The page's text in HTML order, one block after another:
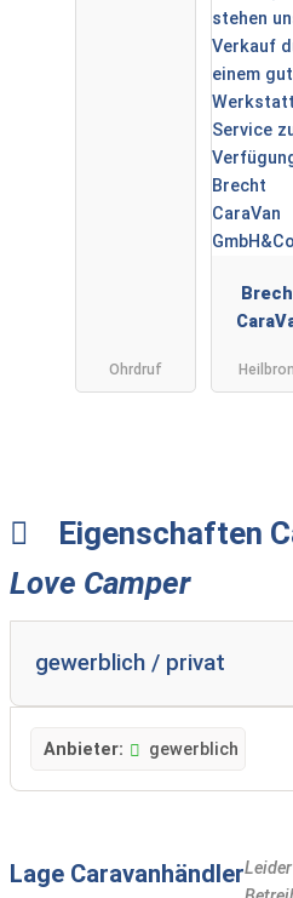
Ohrdruf
KG
Eigenschaften
Love Camper
gewerblich / privat
Anbieter: gewerblich
Lage Caravanhändler